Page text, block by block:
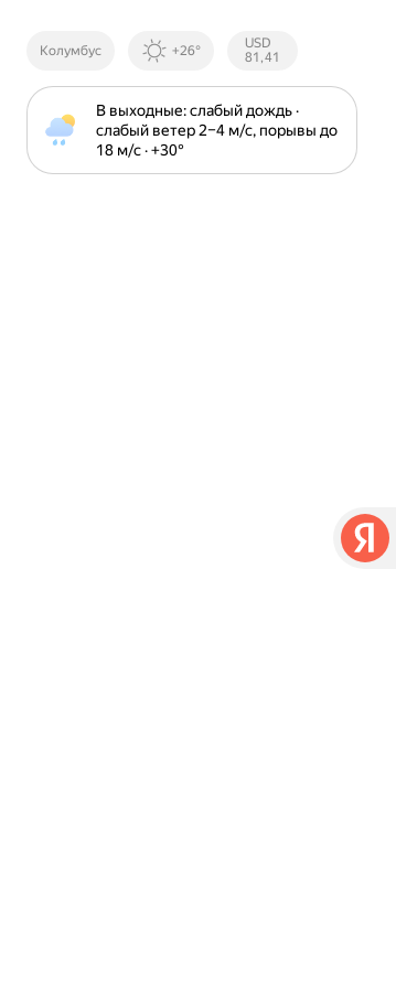
Колумбус +26°
Курсы ЦБ
РФ
USD
81,41
В выходные: слабый дождь ·
слабый ветер 2⁠–⁠4 м⁠/⁠с, порывы до
18 м⁠/⁠с · +30⁠°